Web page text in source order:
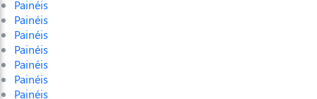
Painéis
Painéis
Painéis
Painéis
Painéis
Painéis
Painéis